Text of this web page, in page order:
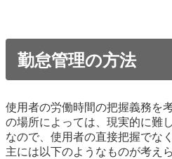
勤怠管理の方法
使用者の労働時間の把握義務を
の場所によっては、現実的に難
なので、使用者の直接把握でな
主には以下のようなものが考え